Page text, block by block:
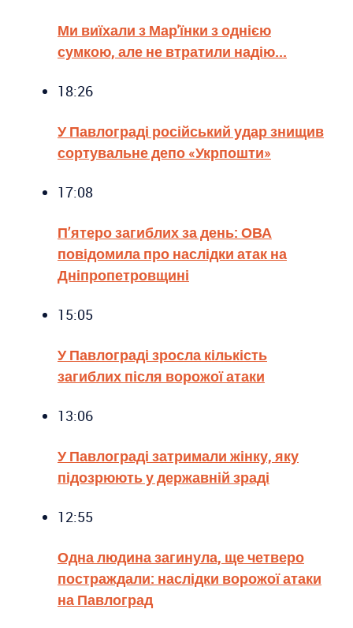
Ми виїхали з Мар'їнки з однією
сумкою, але не втратили надію...
18:26
У Павлограді російський удар знищив
сортувальне депо «Укрпошти»
17:08
П’ятеро загиблих за день: ОВА
повідомила про наслідки атак на
Дніпропетровщині
15:05
У Павлограді зросла кількість
загиблих після ворожої атаки
13:06
У Павлограді затримали жінку, яку
підозрюють у державній зраді
12:55
Одна людина загинула, ще четверо
постраждали: наслідки ворожої атаки
на Павлоград